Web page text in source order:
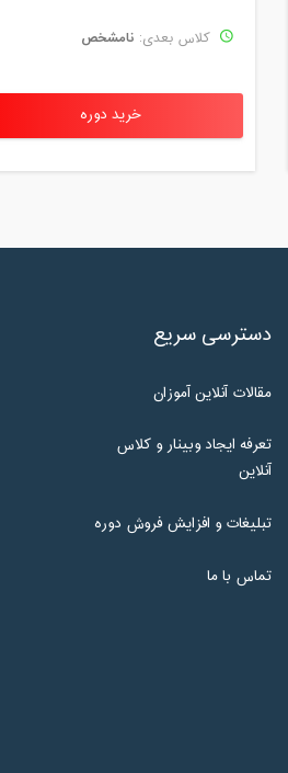
کلاس بعدی: نامشخص
خرید دوره
دسترسی سریع
مقالات آنلاین آموزان
تعرفه ایجاد وبینار و کلاس
آنلاین
تبلیغات و افزایش فروش دوره
تماس با ما